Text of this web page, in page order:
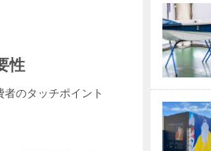
性
のタッチポイント